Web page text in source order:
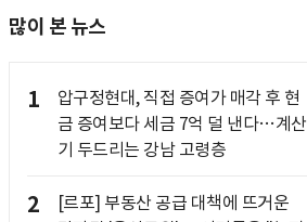
많이 본 뉴스
1
압구정현대, 직접 증여가 매각 후 현
금 증여보다 세금 7억 덜 낸다…계산
기 두드리는 강남 고령층
2
[르포] 부동산 공급 대책에 뜨거운